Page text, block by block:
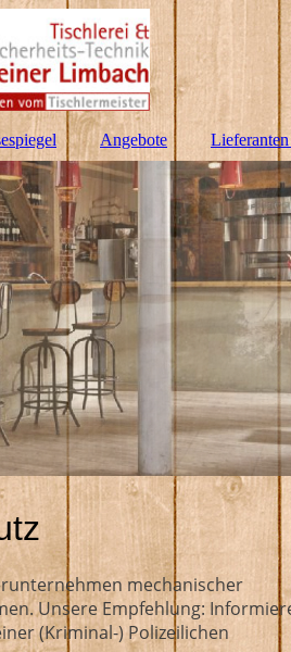
Angebote
mechanischer
Unsere Empfehlung:
(Kriminal-) Polizeilichen